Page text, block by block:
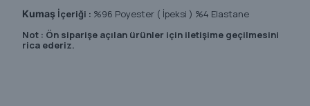
Kumaş İçeriği : %96 Poyester ( İpeksi ) %4 Elastane
Not : Ön siparişe açılan ürünler için iletişime geçilmesini
rica ederiz.